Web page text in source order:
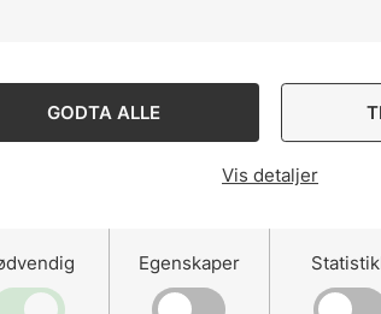
GODTA ALLE
Vis detaljer
Egenskaper